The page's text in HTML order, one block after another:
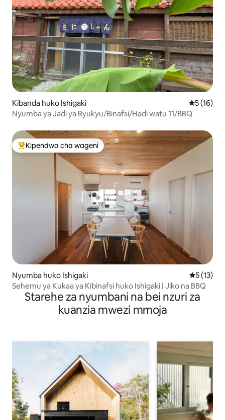
Kibanda huko Ishigaki Ukadiriaji
5 (16)
Nyumba ya Jadi ya Ryukyu/Binafsi/Hadi watu 11/BBQ
Kipendwa maarufu cha wageni
Kipendwa cha wageni
Nyumba huko Ishigaki Ukadiriaji
5 (13)
Sehemu ya Kukaa ya Kibinafsi huko Ishigaki | Jiko na BBQ
Starehe za nyumbani na bei nzuri za
kuanzia mwezi mmoja